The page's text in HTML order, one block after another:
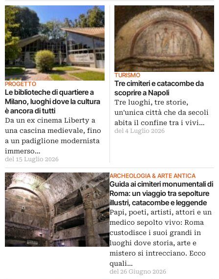
PROGETTO
Le biblioteche di quartiere a
Milano, luoghi dove la cultura
è ancora di tutti
Da un ex cinema Liberty a
una cascina medievale, fino
a un padiglione modernista
immerso…
del 15 Luglio 2026
TURISMO
Tre cimiteri e catacombe da
scoprire a Napoli
Tre luoghi, tre storie,
un'unica città che da secoli
abita il confine tra i vivi…
del 4 Luglio 2026
ARCHEOLOGIA & ARTE ANTICA
Guida ai cimiteri monumentali di
Roma: un viaggio tra sepolture
illustri, catacombe e leggende
Papi, poeti, artisti, attori e un
medico sepolto vivo: Roma
custodisce i suoi grandi in
luoghi dove storia, arte e
mistero si intrecciano. Ecco
quali…
del 26 Giugno 2026